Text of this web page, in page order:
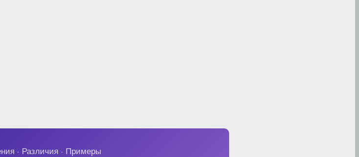
· Различия · Примеры